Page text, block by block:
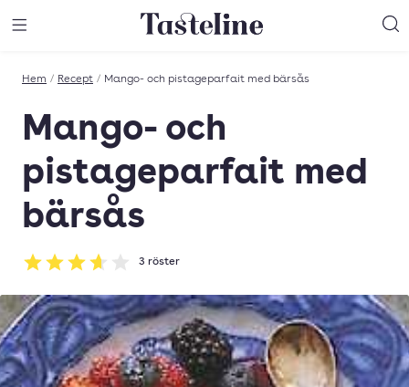
Till Tastelines startsida
Hem / Recept / Mango- och pistageparfait med bärsås
Mango- och
pistageparfait med
bärsås
Betyg: 3.67 av 5
3 röster